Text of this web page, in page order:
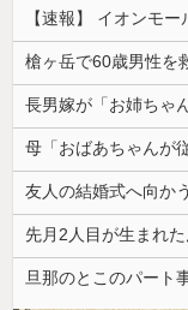
【速報】 イオンモ